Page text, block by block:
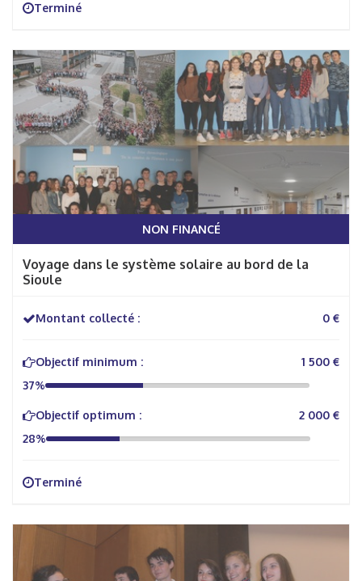
Terminé
NON FINANCÉ
Voyage dans le système solaire au bord de la
Sioule
Montant collecté : 0 €
Objectif minimum :
1 500 €
37%
Objectif optimum :
2 000 €
28%
Terminé